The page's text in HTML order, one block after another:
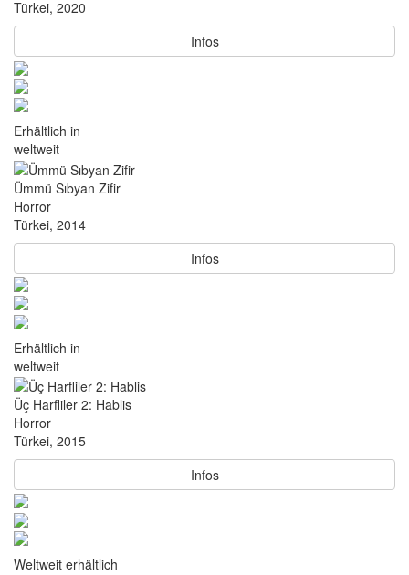
Türkei, 2020
Infos
Erhältlich in
weltweit
Ümmü Sıbyan Zifir
Horror
Türkei, 2014
Infos
Erhältlich in
weltweit
Üç Harfliler 2: Hablis
Horror
Türkei, 2015
Infos
Weltweit erhältlich